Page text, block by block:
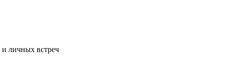
и личных встреч